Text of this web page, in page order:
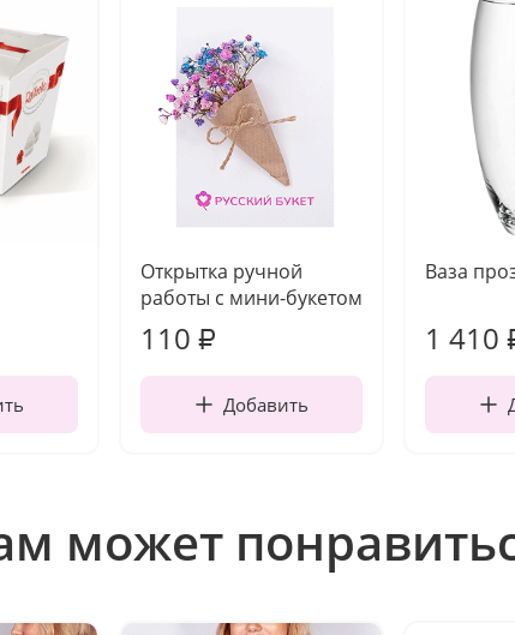
Открытка ручной
работы с мини-букетом
110 ₽
Добавить
Ваза
1 410
может